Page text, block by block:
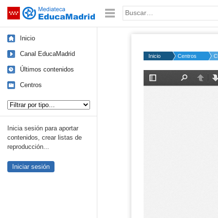
Saltar navegación Palabra o frase:
Inicio
Canal EducaMadrid
Últimos contenidos
Centros
Inicia sesión para aportar
contenidos, crear listas de
reproducción...
Iniciar sesión
Inicio Centros